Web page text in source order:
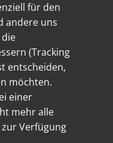
für den
andere uns
(Tracking
entscheiden,
möchten.
einer
mehr alle
Verfügung